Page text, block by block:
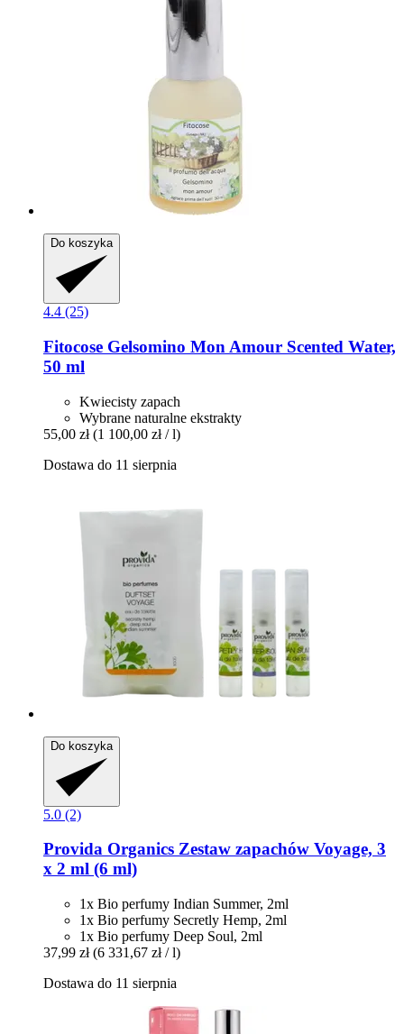
Do koszyka
4.4 (25)
Fitocose Gelsomino Mon Amour Scented Water,
50 ml
Kwiecisty zapach
Wybrane naturalne ekstrakty
55,00 zł (1 100,00 zł / l)
Dostawa do 11 sierpnia
Do koszyka
5.0 (2)
Provida Organics Zestaw zapachów Voyage, 3
x 2 ml (6 ml)
1x Bio perfumy Indian Summer, 2ml
1x Bio perfumy Secretly Hemp, 2ml
1x Bio perfumy Deep Soul, 2ml
37,99 zł (6 331,67 zł / l)
Dostawa do 11 sierpnia